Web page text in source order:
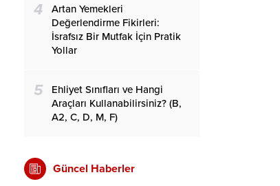
4
Artan Yemekleri
Değerlendirme Fikirleri:
İsrafsız Bir Mutfak İçin Pratik
Yollar
5
Ehliyet Sınıfları ve Hangi
Araçları Kullanabilirsiniz? (B,
A2, C, D, M, F)
Güncel Haberler